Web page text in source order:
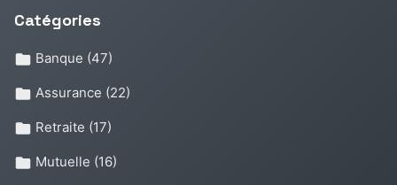
Catégories
Banque (47)
Assurance (22)
Retraite (17)
Mutuelle (16)